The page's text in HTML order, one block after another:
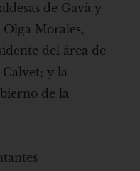
de Gavà y
Morales,
del área de
y la
de la